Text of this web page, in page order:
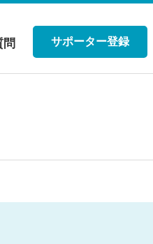
問 サポーター登録